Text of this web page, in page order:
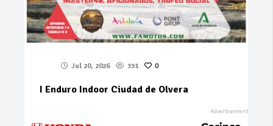
Jul 20, 2026 331 0
I Enduro Indoor Ciudad de Olvera